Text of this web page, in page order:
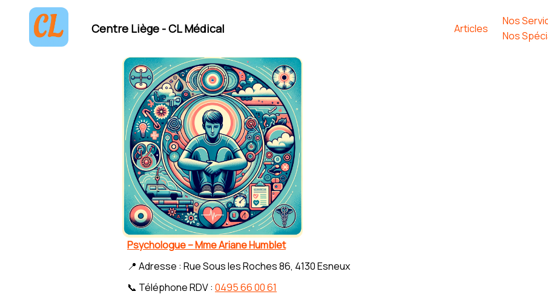
Centre Liège - CL Médical Articles
Nos
Nos
Psychologue – Mme Ariane Humblet
📍 Adresse : Rue Sous les Roches 86, 4130 Esneux
📞 Téléphone RDV : 0495 66 00 61